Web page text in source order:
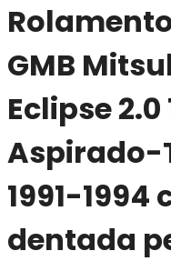
GMB
Eclipse 2.0
Aspirado-
1991-1994
dentada